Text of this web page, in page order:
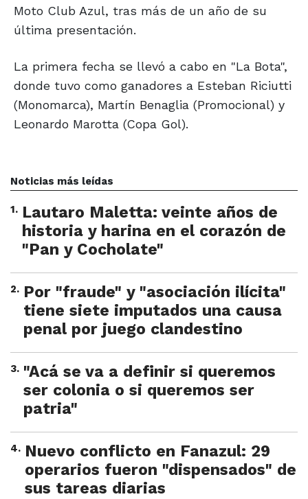
Moto Club Azul, tras más de un año de su
última presentación.
La primera fecha se llevó a cabo en "La Bota",
donde tuvo como ganadores a Esteban Riciutti
(Monomarca), Martín Benaglia (Promocional) y
Leonardo Marotta (Copa Gol).
Noticias más leídas
1. Lautaro Maletta: veinte años de
historia y harina en el corazón de
"Pan y Cocholate"
2. Por "fraude" y "asociación ilícita"
tiene siete imputados una causa
penal por juego clandestino
3. "Acá se va a definir si queremos
ser colonia o si queremos ser
patria"
4. Nuevo conflicto en Fanazul: 29
operarios fueron "dispensados" de
sus tareas diarias